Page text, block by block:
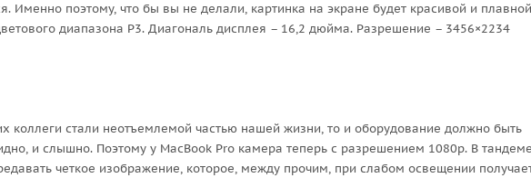
Именно поэтому, что бы вы не делали, картинка на экране будет красивой и
диапазона Р3. Диагональ дисплея – 16,2 дюйма. Разрешение – 3456×2234
коллеги стали неотъемлемой частью нашей жизни, то и оборудование должно быть
и слышно. Поэтому у MacBook Pro камера теперь с разрешением 1080р. В
четкое изображение, которое, между прочим, при слабом освещении